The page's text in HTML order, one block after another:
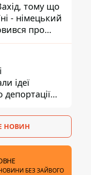
тому що
- німецький
про
ідеї
НОВИН
БЕЗ ЗАЙВОГО